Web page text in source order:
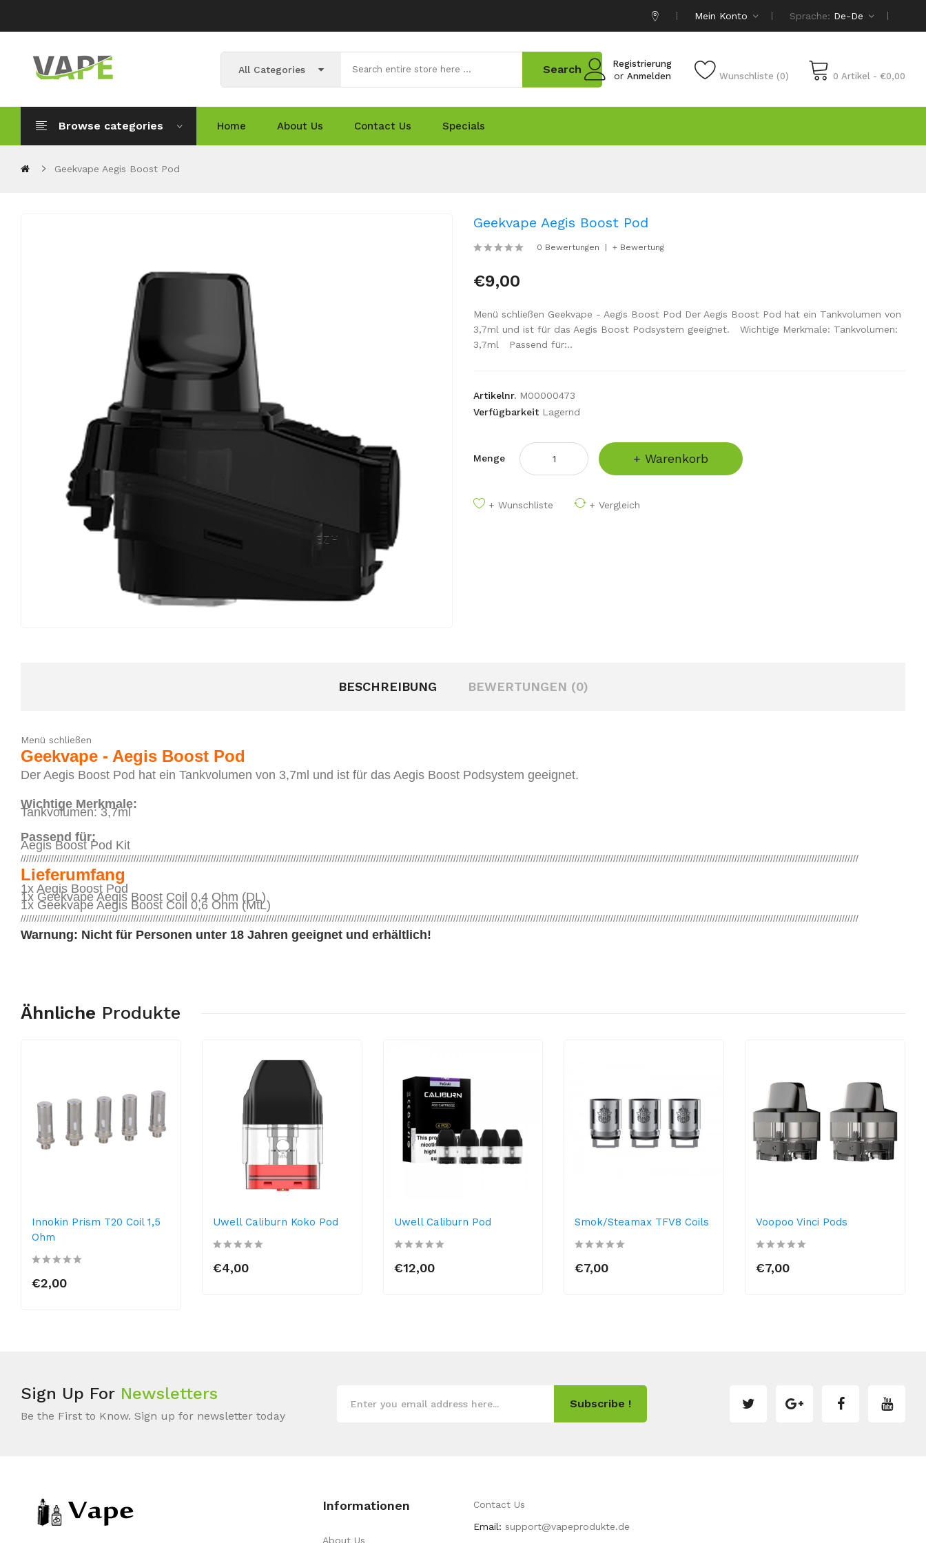
Mein Konto Sprache: De-De
Registrierung
or Anmelden Wunschliste (0) 0 Artikel - €0,00
All Categories Search
Browse categories Home About Us Contact Us Specials
Geekvape Aegis Boost Pod
Geekvape Aegis Boost Pod
0 Bewertungen + Bewertung
€9,00
Menü schließen Geekvape - Aegis Boost Pod Der Aegis Boost Pod hat ein Tankvolumen von
3,7ml und ist für das Aegis Boost Podsystem geeignet. Wichtige Merkmale: Tankvolumen:
3,7ml Passend für:..
Artikelnr. M00000473
Verfügbarkeit Lagernd
Menge + Warenkorb
+ Wunschliste + Vergleich
BESCHREIBUNG BEWERTUNGEN (0)
Menü schließen
Geekvape - Aegis Boost Pod
Der Aegis Boost Pod hat ein Tankvolumen von 3,7ml und ist für das Aegis Boost Podsystem geeignet.
Wichtige Merkmale:
Tankvolumen: 3,7ml
Passend für:
Aegis Boost Pod Kit
////////////////////////////////////////////////////////////////////////////////////////////////////////////////////////////////////////////////////////////////////////////////////////////////////////////////////////////////////////////////////////////////////////////////////////////////////////////////
Lieferumfang
1x Aegis Boost Pod
1xGeekvape Aegis Boost Coil 0,4 Ohm (DL)
1x Geekvape Aegis Boost Coil 0,6 Ohm (MtL)
////////////////////////////////////////////////////////////////////////////////////////////////////////////////////////////////////////////////////////////////////////////////////////////////////////////////////////////////////////////////////////////////////////////////////////////////////////////////
Warnung: Nicht für Personen unter 18 Jahren geeignet und erhältlich!
Ähnliche Produkte
Innokin Prism T20 Coil 1,5
Ohm
€2,00
Uwell Caliburn Koko Pod
€4,00
Uwell Caliburn Pod
€12,00
Smok/Steamax TFV8 Coils
€7,00
Voopoo Vinci Pods
€7,00
Sign Up For Newsletters
Be the First to Know. Sign up for newsletter today
Subscribe !
Informationen
About Us
Contact Us
Email: support@vapeprodukte.de